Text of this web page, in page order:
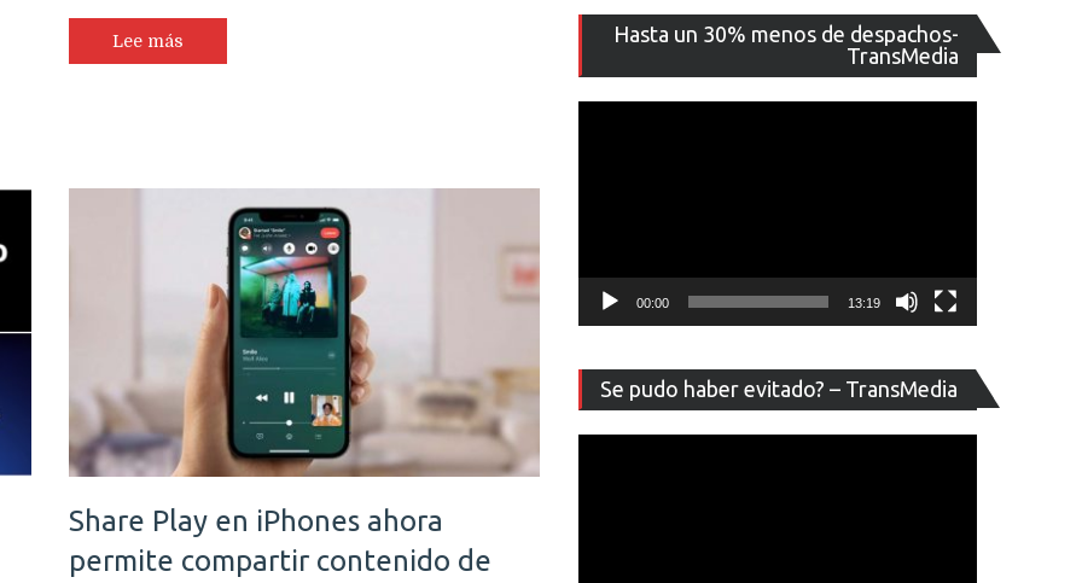
Lee más
Share Play en iPhones ahora
permite compartir contenido de
Hasta un 30% menos de despachos-
TransMedia
de
vídeo
00:00 13:19
Se pudo haber evitado? – TransMedia
de
vídeo